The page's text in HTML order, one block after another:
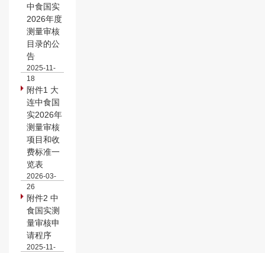
中食国实
2026年度
测量审核
目录的公
告
2025-11-
18
附件1 大
连中食国
实2026年
测量审核
项目和收
费标准一
览表
2026-03-
26
附件2 中
食国实测
量审核申
请程序
2025-11-